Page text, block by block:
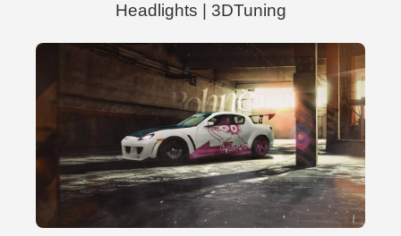
Headlights | 3DTuning